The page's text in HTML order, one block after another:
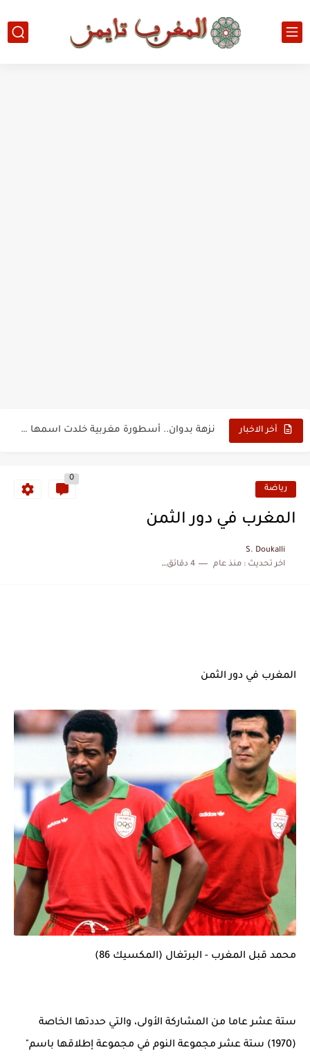
أخر الاخبار نزهة بدوان.. أسطورة مغربية خلدت اسمها في تاريخ ألعاب القوى
زيارة الحسن الثاني الى الجزائر سنة 1963
رياضة
0
المغرب في دور الثمن
S. Doukalli
اخر تحديث :منذ عام 4 دقائق للقراءة
المغرب في دور الثمن
محمد قبل المغرب - البرتغال (المكسيك 86)
ستة عشر عاما من المشاركة الأولى، والتي حددتها الخاصة
(1970) ستة عشر مجموعة النوم في مجموعة إطلاقها باسم"